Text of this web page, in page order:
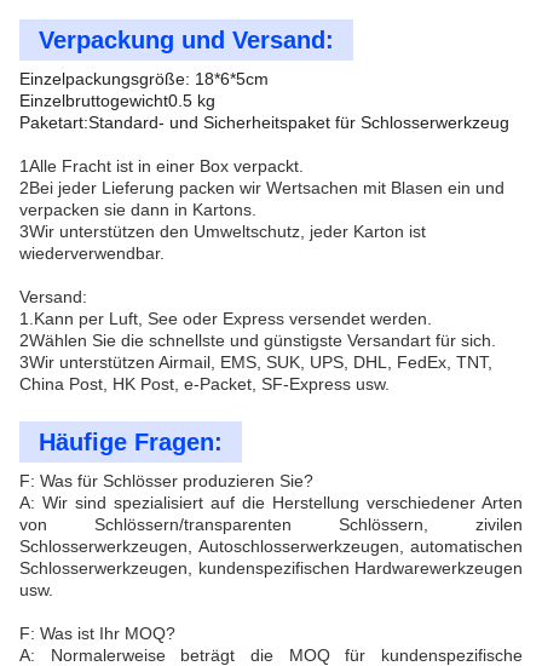
Verpackung und Versand:
Einzelpackungsgröße: 18*6*5cm
Einzelbruttogewicht0.5 kg
Paketart:Standard- und Sicherheitspaket für Schlosserwerkzeug
1Alle Fracht ist in einer Box verpackt.
2Bei jeder Lieferung packen wir Wertsachen mit Blasen ein und
verpacken sie dann in Kartons.
3Wir unterstützen den Umweltschutz, jeder Karton ist
wiederverwendbar.
Versand:
1.Kann per Luft, See oder Express versendet werden.
2Wählen Sie die schnellste und günstigste Versandart für sich.
3Wir unterstützen Airmail, EMS, SUK, UPS, DHL, FedEx, TNT,
China Post, HK Post, e-Packet, SF-Express usw.
Häufige Fragen:
F: Was für Schlösser produzieren Sie?
A: Wir sind spezialisiert auf die Herstellung verschiedener Arten
von Schlössern/transparenten Schlössern, zivilen
Schlosserwerkzeugen, Autoschlosserwerkzeugen, automatischen
Schlosserwerkzeugen, kundenspezifischen Hardwarewerkzeugen
usw.
F: Was ist Ihr MOQ?
A: Normalerweise beträgt die MOQ für kundenspezifische